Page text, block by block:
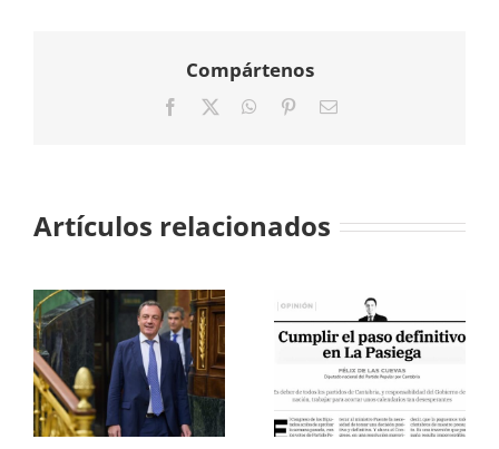
Compártenos
Facebook WhatsApp
PinterestCorreo
Artículos relacionados